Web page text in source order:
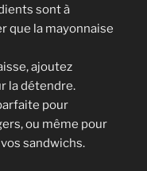
sont à
que la mayonnaise
ajoutez
la détendre.
pour
ou même pour
sandwichs.